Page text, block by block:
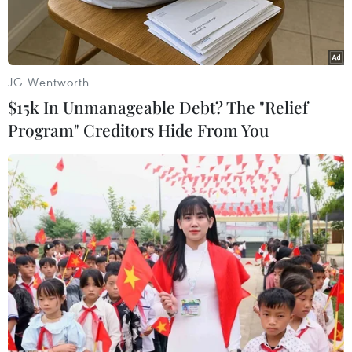
Lực lượng phòng cháy chữa cháy tiến hành dập lửa cứu nạn
cứu hộ. (Ảnh: Huỳnh Phúc Hậu/TTXVN)
Ông Huỳnh Văn Mai, Chủ tịch Ủy ban nhân dân
xã Bình Đại (tỉnh Vĩnh Long) cho biết, trên địa
JG Wentworth
$15k In Unmanageable Debt? The "Relief
Program" Creditors Hide From You